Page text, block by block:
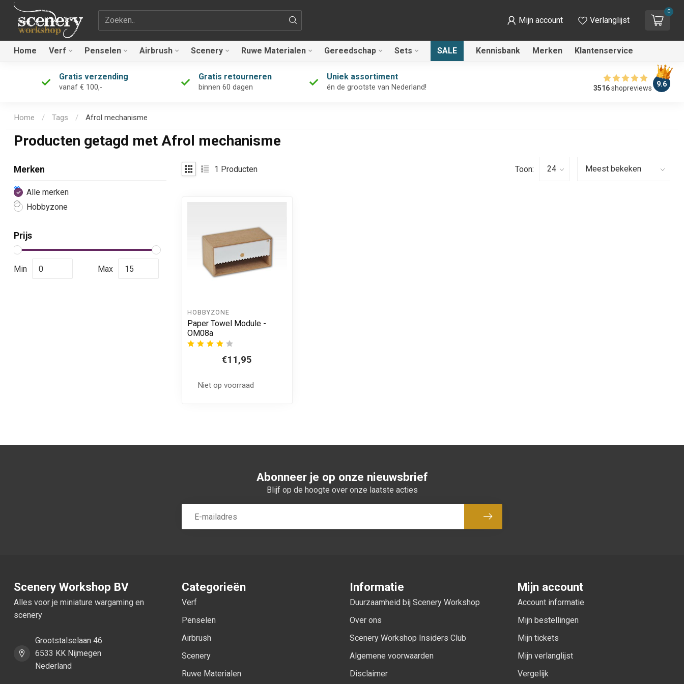
Zoekterm Mijn account Verlanglijst
0
Home Verf Penselen Airbrush Scenery Ruwe Materialen Gereedschap Sets SALE Kennisbank Merken Klantenservice
Gratis verzending
vanaf € 100,-
Gratis retourneren
binnen 60 dagen
Uniek assortiment
én de grootste van Nederland! 3516shopreviews 9.6
Home / Tags / Afrol mechanisme
Producten getagd met Afrol mechanisme
Merken
Alle merken
Hobbyzone
Prijs
Min Max
1 Producten Toon:
HOBBYZONE
Paper Towel Module -
OM08a
€11,95
Niet op voorraad
Abonneer je op onze nieuwsbrief
Blijf op de hoogte over onze laatste acties
Abonneer
Scenery Workshop BV
Alles voor je miniature wargaming en
scenery
Grootstalselaan 46
6533 KK Nijmegen
Nederland
Categorieën
Verf
Penselen
Airbrush
Scenery
Ruwe Materialen
Informatie
Duurzaamheid bij Scenery Workshop
Over ons
Scenery Workshop Insiders Club
Algemene voorwaarden
Disclaimer
Mijn account
Account informatie
Mijn bestellingen
Mijn tickets
Mijn verlanglijst
Vergelijk